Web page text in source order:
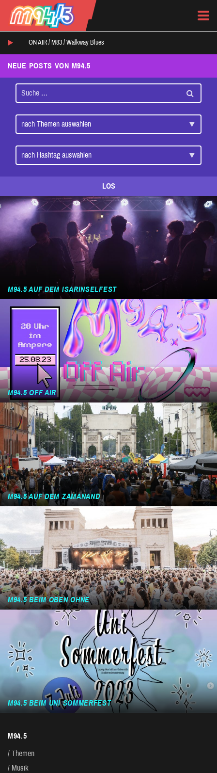
ON AIR / M83 / Walkway Blues
NEUE POSTS VON M94.5
LOS
M94.5 AUF DEM ISARINSELFEST
M94.5 OFF AIR
M94.5 AUF DEM ZAMANAND
M94.5 BEIM OBEN OHNE
M94.5 BEIM UNI SOMMERFEST
M94.5
Themen
Musik